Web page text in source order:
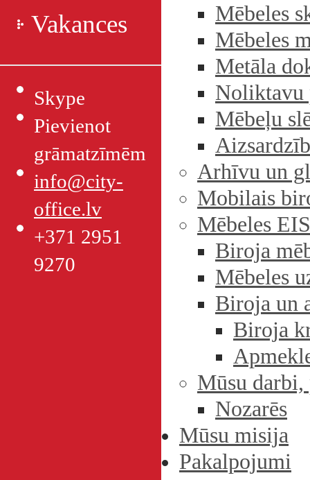
Vakances
Skype
Pievienot
grāmatzīmēm
info@city-
office.lv
+371 2951
9270
Mēbeles
Mēbeles
Metāla
Noliktavu
Mēbeļu
Arhīvu un
Mobilais
Mēbeles EIS
Biroja
Mēbeles
Biroja un
Biroja
Mūsu
Nozarēs
Mūsu misija
Pakalpojumi